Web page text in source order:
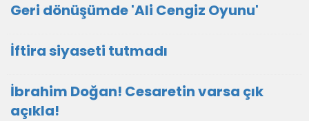
Geri dönüşümde 'Ali Cengiz Oyunu'
İftira siyaseti tutmadı
İbrahim Doğan! Cesaretin varsa çık
açıkla!